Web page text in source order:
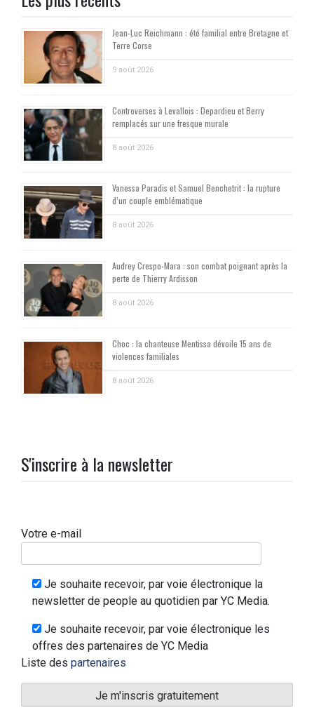
Jean-Luc Reichmann : été familial entre Bretagne et
Terre Corse
9 août 2026
Controverses à Levallois : Depardieu et Berry
remplacés sur une fresque murale
8 août 2026
Vanessa Paradis et Samuel Benchetrit : la rupture
d’un couple emblématique
8 août 2026
Audrey Crespo-Mara : son combat poignant après la
perte de Thierry Ardisson
8 août 2026
Choc : la chanteuse Mentissa dévoile 15 ans de
violences familiales
8 août 2026
S'inscrire à la newsletter
Votre e-mail
Je souhaite recevoir, par voie électronique la
newsletter de people au quotidien par YC Media.
Je souhaite recevoir, par voie électronique les
offres des partenaires de YC Media
Liste des partenaires